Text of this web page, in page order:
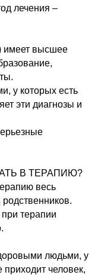
лечения –
имеет высшее
у которых есть
эти диагнозы и
В ТЕРАПИЮ?
весь
терапии
людьми, у
приходит человек,